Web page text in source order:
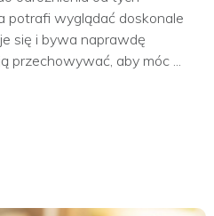
potrafi wyglądać doskonale
się i bywa naprawdę
przechowywać, aby móc ...